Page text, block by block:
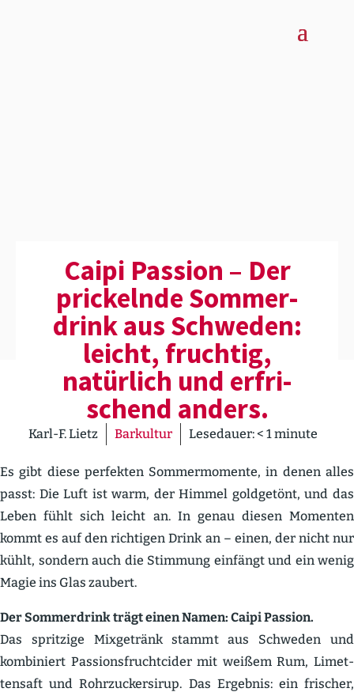
Caipi Passion – Der
prickelnde Sommer­
drink aus Schweden:
leicht, fruchtig,
natürlich und erfri­
schend anders.
Karl-F. Lietz Barkultur Lesedauer:< 1minute
Es gibt diese perfekten Sommer­mo­mente, in denen alles
passt: Die Luft ist warm, der Himmel goldgetönt, und das
Leben fühlt sich leicht an. In genau diesen Momenten
kommt es auf den richtigen Drink an – einen, der nicht nur
kühlt, sondern auch die Stimmung einfängt und ein wenig
Magie ins Glas zaubert.
Der Sommer­drink trägt einen Namen: Caipi Passion.
Das spritzige Mixge­tränk stammt aus Schweden und
kombi­niert Passi­ons­frucht­cider mit weißem Rum, Limet­
tensaft und Rohrzu­cker­sirup. Das Ergebnis: ein frischer,